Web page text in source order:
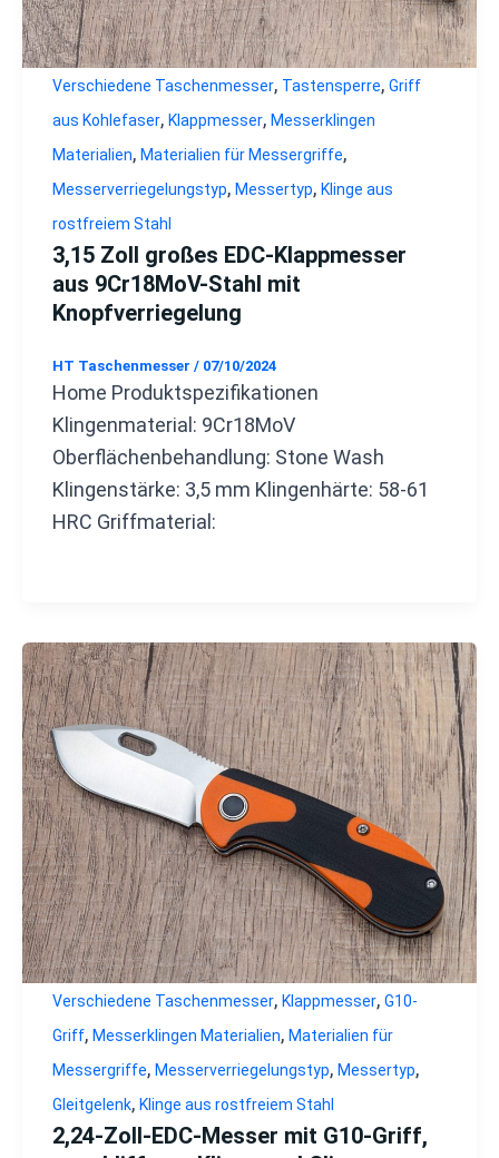
Verschiedene Taschenmesser, Tastensperre, Griff
aus Kohlefaser, Klappmesser, Messerklingen
Materialien, Materialien für Messergriffe,
Messerverriegelungstyp, Messertyp, Klinge aus
rostfreiem Stahl
3,15 Zoll großes EDC-Klappmesser
aus 9Cr18MoV-Stahl mit
Knopfverriegelung
HT Taschenmesser / 07/10/2024
Home Produktspezifikationen
Klingenmaterial: 9Cr18MoV
Oberflächenbehandlung: Stone Wash
Klingenstärke: 3,5 mm Klingenhärte: 58-61
HRC Griffmaterial:
Verschiedene Taschenmesser, Klappmesser, G10-
Griff, Messerklingen Materialien, Materialien für
Messergriffe, Messerverriegelungstyp, Messertyp,
Gleitgelenk, Klinge aus rostfreiem Stahl
2,24-Zoll-EDC-Messer mit G10-Griff,